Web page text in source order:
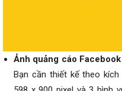
Ảnh quảng cáo
Bạn cần thiết kế theo